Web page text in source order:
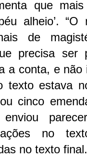
que
alheio’.
de
precisa ser
a conta, e não
texto estava
cinco
no
no texto final.